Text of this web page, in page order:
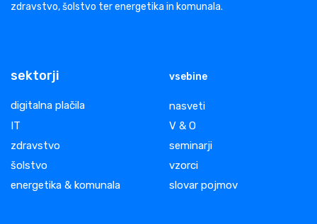
zdravstvo, šolstvo ter energetika in komunala.
sektorji
digitalna plačila
IT
zdravstvo
šolstvo
energetika & komunala
vsebine
nasveti
V & O
seminarji
vzorci
slovar pojmov